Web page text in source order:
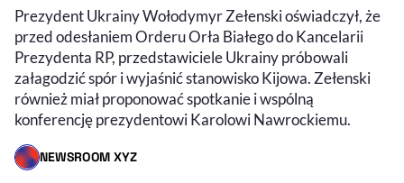
Prezydent Ukrainy Wołodymyr Zełenski oświadczył, że
przed odesłaniem Orderu Orła Białego do Kancelarii
Prezydenta RP, przedstawiciele Ukrainy próbowali
załagodzić spór i wyjaśnić stanowisko Kijowa. Zełenski
również miał proponować spotkanie i wspólną
konferencję prezydentowi Karolowi Nawrockiemu.
NEWSROOM XYZ
- AUTOR ARTYKUŁU - PROFIL